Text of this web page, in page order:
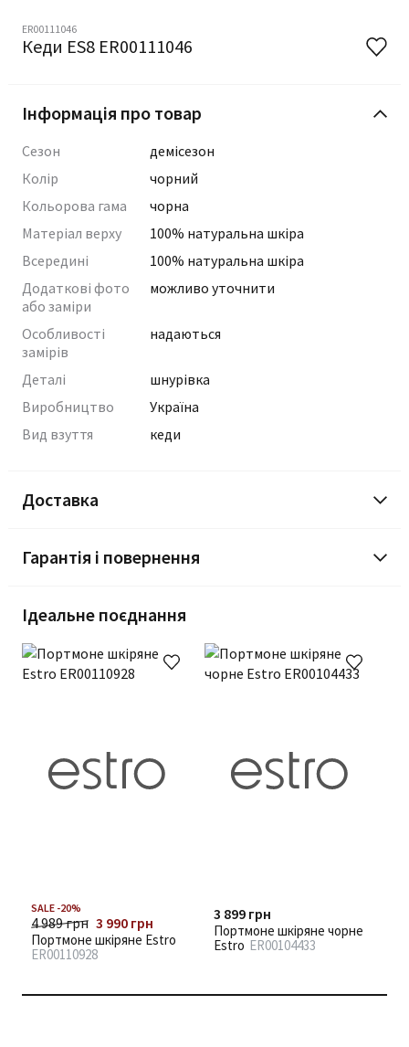
ER00111046
Кеди ES8 ER00111046
Інформація про товар
Сезон
демісезон
Колір
чорний
Кольорова гама
чорна
Матеріал верху
100% натуральна шкіра
Всередині
100% натуральна шкіра
Додаткові фото
або заміри
можливо уточнити
Особливості
замірів
надаються
Деталі
шнурівка
Виробництво
Україна
Вид взуття
кеди
Доставка
Гарантія і повернення
Ідеальне поєднання
SALE -20%
4 989 грн 3 990 грн
Портмоне шкіряне Estro
ER00110928
3 899 грн
Портмоне шкіряне чорне
Estro ER00104433